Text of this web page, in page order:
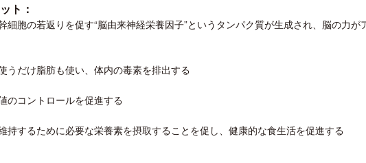
ト：
胞の若返りを促す“脳由来神経栄養因子”というタンパク質が生成され、脳の力が
うだけ脂肪も使い、体内の毒素を排出する
のコントロールを促進する
持するために必要な栄養素を摂取することを促し、健康的な食生活を促進する